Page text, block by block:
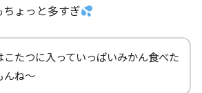
ょっと多すぎ
こたつに入っていっぱいみかん食べた
んね～